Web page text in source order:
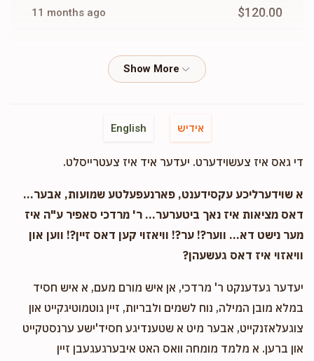
11 months ago $120.00
Miss Tzig
Phone DonationMiss Tzig
11 months ago $225.00
English אידיש
די גאס איז צעשוידערט. יעדער איד איז צעטרייסלט.
א שוידערליכע עקסידענט, פארנעפעלטע שמועות, אבער...
דאס מציאות איז נאך ביטערער... ר' מרדכי סאפיר ע"ה איז
מער נישט דא... ווער?! ער?! וויאזוי קען דאס זיין?! ווען און
וויאזוי איז דאס געשעהן?
יעדער געדענקט ר' מרדכי, אן איש מורם מעם, א איש חסיד
במלא מובן המילה, נוח לשמים ולבריות, זיין גוטמוטיגקייט און
צוגעלאזנקייט, אבער מיט א שטענדיגע חסיד'ישע ערנסטקייט
און ברען. א מלמד מומחה וואס האט איבערגעגעבן זיין